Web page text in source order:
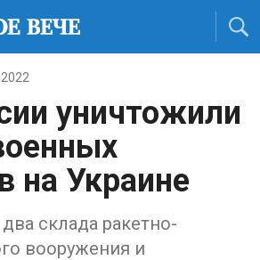
уничтожили
на Украине
склада ракетно-
вооружения и